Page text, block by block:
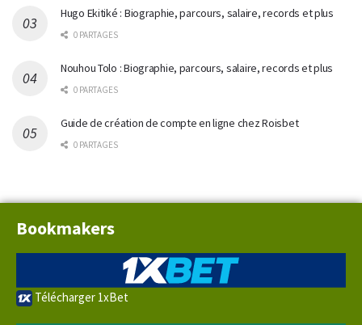
Hugo Ekitiké : Biographie, parcours, salaire, records et plus
0 PARTAGES
Nouhou Tolo : Biographie, parcours, salaire, records et plus
0 PARTAGES
Guide de création de compte en ligne chez Roisbet
0 PARTAGES
Bookmakers
Télécharger 1xBet